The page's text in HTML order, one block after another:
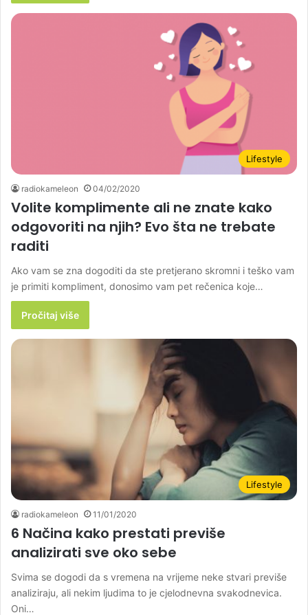
Lifestyle
radiokameleon 04/02/2020
Volite komplimente ali ne znate kako
odgovoriti na njih? Evo šta ne trebate
raditi
Ako vam se zna dogoditi da ste pretjerano skromni i teško vam
je primiti kompliment, donosimo vam pet rečenica koje…
Pročitaj više
Lifestyle
radiokameleon 11/01/2020
6 Načina kako prestati previše
analizirati sve oko sebe
Svima se dogodi da s vremena na vrijeme neke stvari previše
analiziraju, ali nekim ljudima to je cjelodnevna svakodnevica.
Oni…